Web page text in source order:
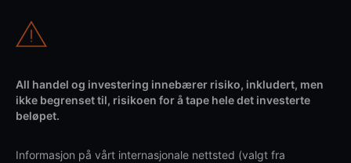
All handel og investering innebærer risiko, inkludert, men
ikke begrenset til, risikoen for å tape hele det investerte
beløpet.
Informasjon på vårt internasjonale nettsted (valgt fra